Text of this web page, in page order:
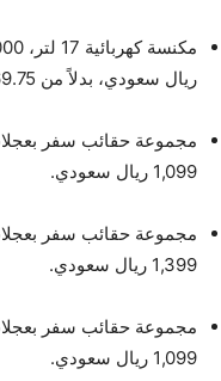
ريال سعودي، بدلاً من 469.75 ريال سعودي.
1,099 ريال سعودي.
1,399 ريال سعودي.
1,099 ريال سعودي.